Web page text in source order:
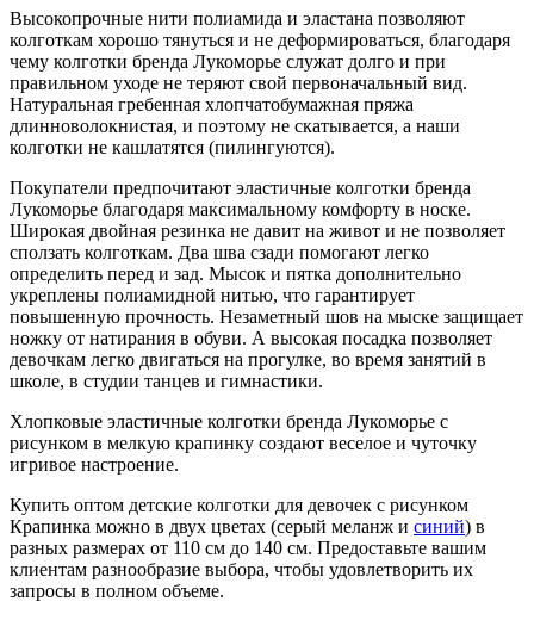
Высокопрочные нити полиамида и эластана позволяют
колготкам хорошо тянуться и не деформироваться, благодаря
чему колготки бренда Лукоморье служат долго и при
правильном уходе не теряют свой первоначальный вид.
Натуральная гребенная хлопчатобумажная пряжа
длинноволокнистая, и поэтому не скатывается, а наши
колготки не кашлатятся (пилингуются).
Покупатели предпочитают эластичные колготки бренда
Лукоморье благодаря максимальному комфорту в носке.
Широкая двойная резинка не давит на живот и не позволяет
сползать колготкам. Два шва сзади помогают легко
определить перед и зад. Мысок и пятка дополнительно
укреплены полиамидной нитью, что гарантирует
повышенную прочность. Незаметный шов на мыске защищает
ножку от натирания в обуви. А высокая посадка позволяет
девочкам легко двигаться на прогулке, во время занятий в
школе, в студии танцев и гимнастики.
Хлопковые эластичные колготки бренда Лукоморье с
рисунком в мелкую крапинку создают веселое и чуточку
игривое настроение.
Купить оптом детские колготки для девочек с рисунком
Крапинка можно в двух цветах (серый меланж и синий) в
разных размерах от 110 см до 140 см. Предоставьте вашим
клиентам разнообразие выбора, чтобы удовлетворить их
запросы в полном объеме.